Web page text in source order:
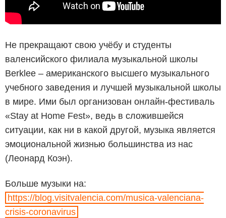
Не прекращают свою учёбу и студенты
валенсийского филиала музыкальной школы
Berklee – американского высшего музыкального
учебного заведения и лучшей музыкальной школы
в мире. Ими был организован онлайн-фестиваль
«Stay at Home Fest», ведь в сложившейся
ситуации, как ни в какой другой, музыка является
эмоциональной жизнью большинства из нас
(Леонард Коэн).
Больше музыки на:
https://blog.visitvalencia.com/musica-valenciana-
crisis-coronavirus